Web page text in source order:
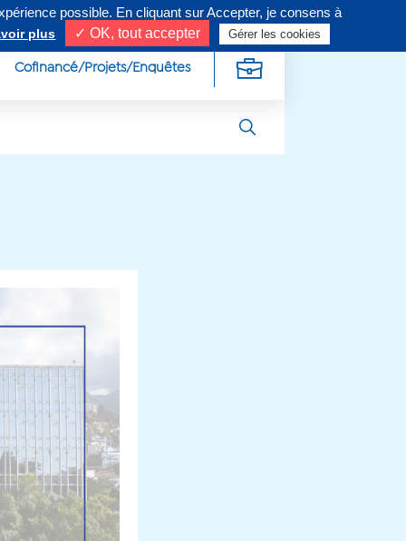
nous sur
Cofinancé/Projets/Enquêtes
possible. En cliquant sur Accepter, je consens à
plus ✓ OK, tout accepter Gérer les cookies